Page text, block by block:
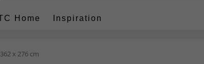
Home Inspiration
x 276 cm